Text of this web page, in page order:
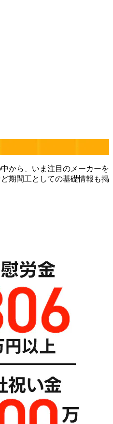
から、いま注目のメーカーを
期間工としての基礎情報も掲